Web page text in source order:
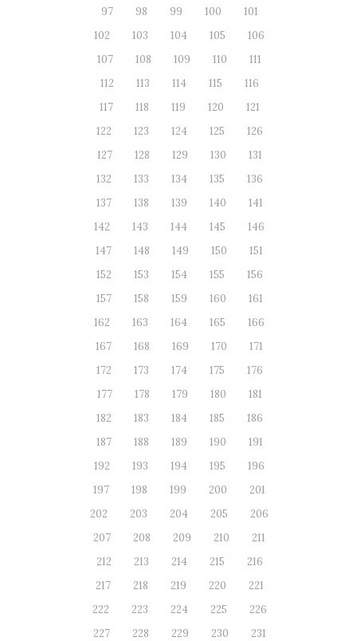
97
98 99 100
101
102
103 104 105
106
107
108 109 110
111
112
113 114 115
116
117
118 119 120
121
122
123 124 125
126
127
128 129 130
131
132
133 134 135
136
137
138 139 140
141
142
143 144 145
146
147
148 149 150
151
152
153 154 155
156
157
158 159 160
161
162
163 164 165
166
167
168 169 170
171
172
173 174 175
176
177
178 179 180
181
182
183 184 185
186
187
188 189 190
191
192
193 194 195
196
197
198 199 200
201
202
203 204 205
206
207
208 209 210
211
212
213 214 215
216
217
218 219 220
221
222
223 224 225
226
227
228 229 230
231